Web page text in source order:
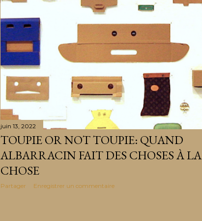
juin 13, 2022
TOUPIE OR NOT TOUPIE: QUAND
ALBARRACIN FAIT DES CHOSES À LA
CHOSE
Partager
Enregistrer un commentaire